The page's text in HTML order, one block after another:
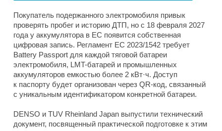
Покупатель подержанного электромобиля привык
проверять пробег и историю ДТП, но с 18 февраля 2027
года у аккумулятора в ЕС появится собственная
цифровая запись. Регламент ЕС 2023/1542 требует
Battery Passport для каждой тяговой батареи
электромобиля, LMT-батарей и промышленных
аккумуляторов емкостью более 2 кВт·ч. Доступ
к паспорту будет организован через QR-код, связанный
с уникальным идентификатором конкретной батареи.
DENSO и TUV Rheinland Japan выпустили технический
документ, посвященный практической подготовке к этим